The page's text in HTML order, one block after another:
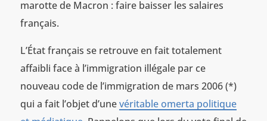
marotte de Macron : faire baisser les salaires
français.
L’État français se retrouve en fait totalement
affaibli face à l’immigration illégale par ce
nouveau code de l’immigration de mars 2006 (*)
qui a fait l’objet d’unevéritable omerta politique